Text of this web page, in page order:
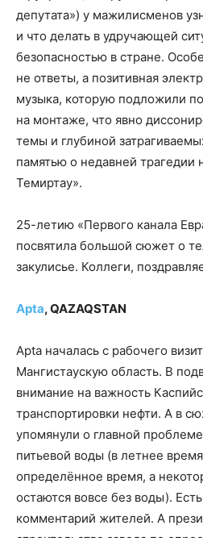
депутата») у мажилисменов
и что делать в удручающей
безопасностью в стране.
не ответы, а позитивная
музыка, которую подложили
на монтаже, что явно
темы и глубиной
памятью о недавней трагедии
Темиртау».
25-летию «Первого канала
посвятила большой сюжет о
закулисье. Коллеги,
Apta, QAZAQSTAN
Apta началась с рабочего
Мангистаускую область. В
внимание на важность
транспортировки нефти. А в
упомянули о главной
питьевой воды (в летнее
определённое время, а
остаются вовсе без воды).
комментарий жителей. А